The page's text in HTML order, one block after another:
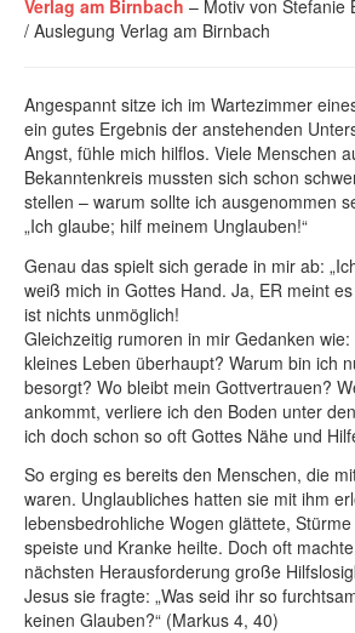
Verlag am Birnbach – Motiv von Stefanie
/ Auslegung Verlag am Birnbach
Angespannt sitze ich im Wartezimmer
ein gutes Ergebnis der anstehenden
Angst, fühle mich hilflos. Viele Menschen
Bekanntenkreis mussten sich schon
stellen – warum sollte ich ausgenommen
„Ich glaube; hilf meinem Unglauben!“
Genau das spielt sich gerade in mir ab:
weiß mich in Gottes Hand. Ja, ER meint
ist nichts unmöglich!
Gleichzeitig rumoren in mir Gedanken
kleines Leben überhaupt? Warum bin ich
besorgt? Wo bleibt mein Gottvertrauen?
ankommt, verliere ich den Boden unter
ich doch schon so oft Gottes Nähe und
So erging es bereits den Menschen, die
waren. Unglaubliches hatten sie mit ihm
lebensbedrohliche Wogen glättete,
speiste und Kranke heilte. Doch oft
nächsten Herausforderung große
Jesus sie fragte: „Was seid ihr so
keinen Glauben?“ (Markus 4, 40)